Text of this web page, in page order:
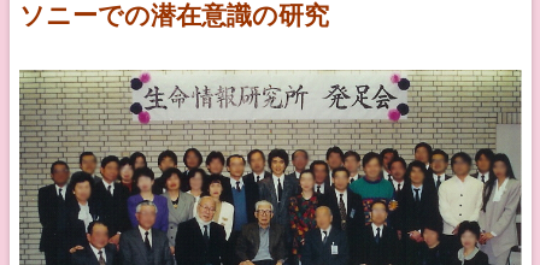
ソニーでの潜在意識の研究